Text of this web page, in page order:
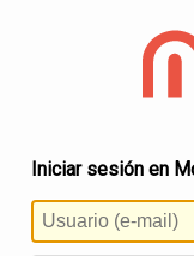
Iniciar sesión en